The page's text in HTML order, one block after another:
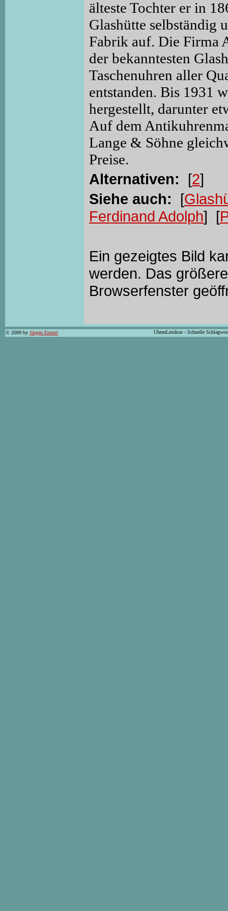
älteste Tochter er in
Glashütte selbständig
Fabrik auf. Die Firma
der bekanntesten
Taschenuhren aller
entstanden. Bis 1931
hergestellt, darunter
Auf dem
Lange & Söhne
Preise.
Alternativen: [2]
Siehe auch: [
Ferdinand Adolph] [
Ein gezeigtes Bild
werden. Das
Browserfenster
© 2009 by Jürgen Ermert UhrenLexikon - Schnelle